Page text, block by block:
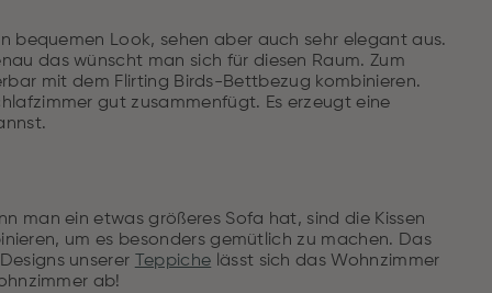
bequemen Look, sehen aber auch sehr elegant aus.
das wünscht man sich für diesen Raum. Zum
mit dem Flirting Birds-Bettbezug kombinieren.
gut zusammenfügt. Es erzeugt eine
man ein etwas größeres Sofa hat, sind die Kissen
um es besonders gemütlich zu machen. Das
unserer Teppiche lässt sich das Wohnzimmer
ab!